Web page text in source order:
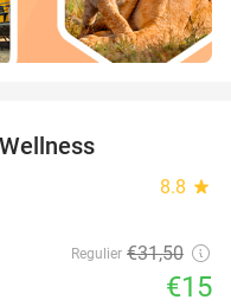
8.8 star
Regulier €31,50
€15